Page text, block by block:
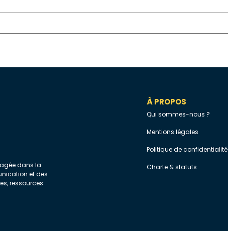
dans la
et des
ressources.
À PROPOS
Qui sommes-nous ?
Mentions légales
Politique de confidentialité
Charte & statuts